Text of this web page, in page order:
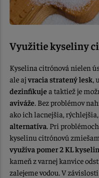
Využitie kyseliny
Kyselina citrónová nielen
ale ajvracia stratený lesk ,
dezinfikuje a taktiež je
aviváže . Bez problémov
ako ich lacnejšia,
alternatíva . Pri
kyselinu citrónovú
využíva pomer 2 KL
kameň z varnej kanvice
zalejeme vodou. V